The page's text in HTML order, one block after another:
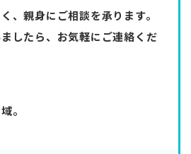
、親身にご相談を承ります。
したら、お気軽にご連絡くだ
。